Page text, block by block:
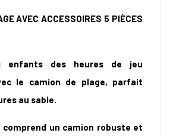
AVEC ACCESSOIRES 5 PIÈCES
enfants des heures de jeu
le camion de plage, parfait
au sable.
un camion robuste et